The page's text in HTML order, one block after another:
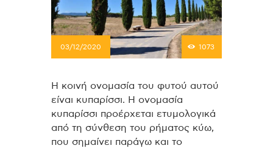
03/12/2020 1073
Η κοινή ονομασία του φυτού αυτού
είναι κυπαρίσσι. Η ονομασία
κυπαρίσσι προέρχεται ετυμολογικά
από τη σύνθεση του ρήματος κύω,
που σημαίνει παράγω και το